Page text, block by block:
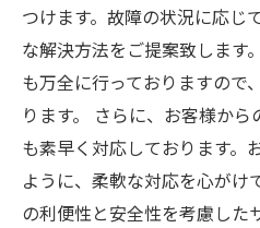
つけます。故障の状況に応じ
な解決方法をご提案致します
も万全に行っておりますので
ります。 さらに、お客様か
も素早く対応しております。
ように、柔軟な対応を心がけ
の利便性と安全性を考慮した